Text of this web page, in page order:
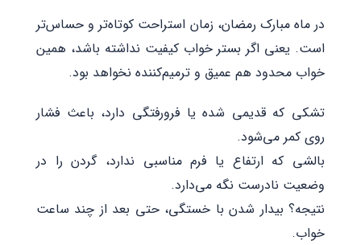
در ماه مبارک رمضان، زمان استراحت کوتاه‌تر و حساس‌تر
است. یعنی اگر بستر خواب کیفیت نداشته باشد، همین
خواب محدود هم عمیق و ترمیم‌کننده نخواهد بود.
تشکی که قدیمی شده یا فرورفتگی دارد، باعث فشار
روی کمر می‌شود.
بالشی که ارتفاع یا فرم مناسبی ندارد، گردن را در
وضعیت نادرست نگه می‌دارد.
نتیجه؟ بیدار شدن با خستگی، حتی بعد از چند ساعت
خواب.